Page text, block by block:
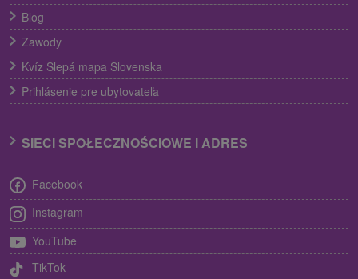
Blog
Zawody
Kvíz Slepá mapa Slovenska
Prihlásenie pre ubytovateľa
SIECI SPOŁECZNOŚCIOWE I ADRES
Facebook
Instagram
YouTube
TikTok